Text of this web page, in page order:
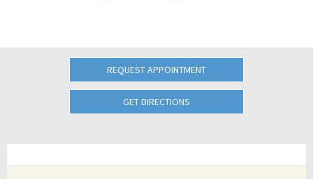
REQUEST APPOINTMENT
GET DIRECTIONS